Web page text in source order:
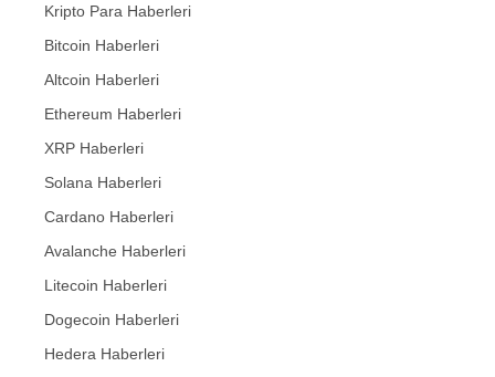
Kripto Para Haberleri
Bitcoin Haberleri
Altcoin Haberleri
Ethereum Haberleri
XRP Haberleri
Solana Haberleri
Cardano Haberleri
Avalanche Haberleri
Litecoin Haberleri
Dogecoin Haberleri
Hedera Haberleri